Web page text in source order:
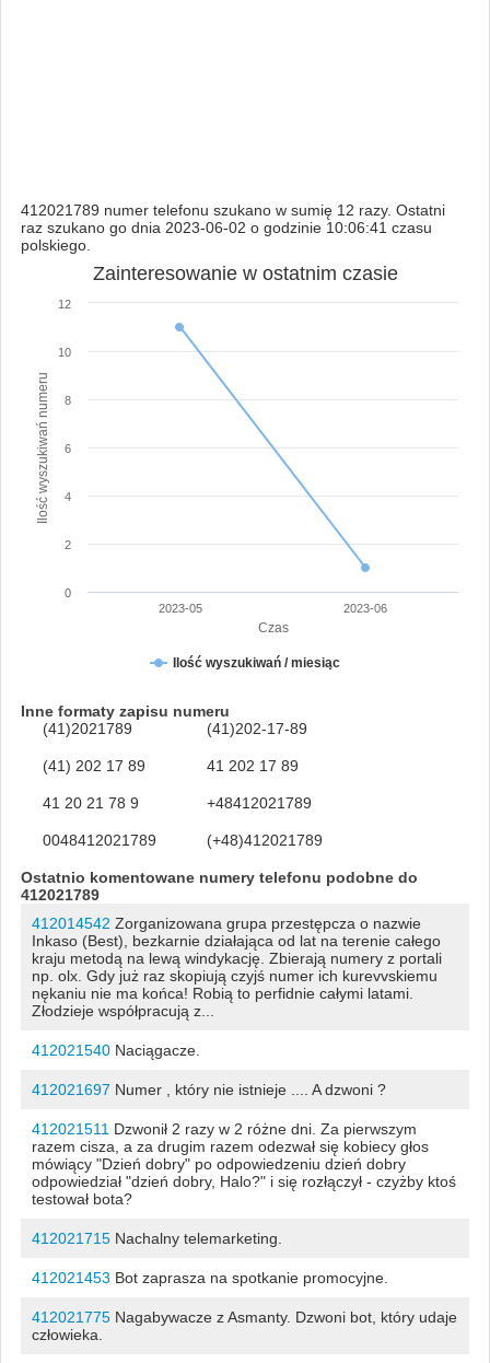
412021789 numer telefonu szukano w sumię 12 razy. Ostatni
raz szukano go dnia 2023-06-02 o godzinie 10:06:41 czasu
polskiego.
Czas
Ilość wyszukiwań numeru
Zainteresowanie w ostatnim czasie
Ilość wyszukiwań / miesiąc
2023-05 2023-06
0
2
4
6
8
10
12
Inne formaty zapisu numeru
(41)2021789
(41)202-17-89
(41) 202 17 89 41 202 17 89
41 20 21 78 9 +48412021789
0048412021789 (+48)412021789
Ostatnio komentowane numery telefonu podobne do
412021789
412014542 Zorganizowana grupa przestępcza o nazwie
Inkaso (Best), bezkarnie działająca od lat na terenie całego
kraju metodą na lewą windykację. Zbierają numery z portali
np. olx. Gdy już raz skopiują czyjś numer ich kurevvskiemu
nękaniu nie ma końca! Robią to perfidnie całymi latami.
Złodzieje współpracują z...
412021540Naciągacze.
412021697 Numer , który nie istnieje .... A dzwoni ?
412021511 Dzwonił 2 razy w 2 różne dni. Za pierwszym
razem cisza, a za drugim razem odezwał się kobiecy głos
mówiący "Dzień dobry" po odpowiedzeniu dzień dobry
odpowiedział "dzień dobry, Halo?" i się rozłączył - czyżby ktoś
testował bota?
412021715Nachalny telemarketing.
412021453 Bot zaprasza na spotkanie promocyjne.
412021775Nagabywacze z Asmanty. Dzwoni bot, który udaje
człowieka.